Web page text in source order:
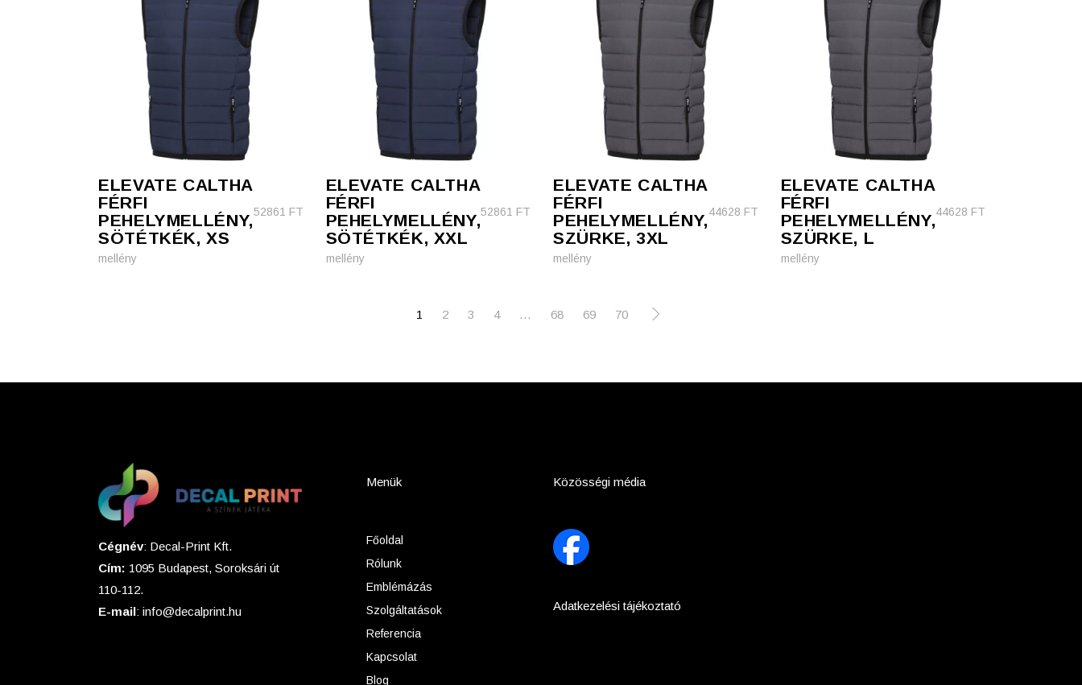
ELEVATE CALTHA
FÉRFI
PEHELYMELLÉNY,
SÖTÉTKÉK, XS
52861 FT
mellény
ELEVATE CALTHA
FÉRFI
PEHELYMELLÉNY,
SÖTÉTKÉK, XXL
52861 FT
mellény
ELEVATE CALTHA
FÉRFI
PEHELYMELLÉNY,
SZÜRKE, 3XL
44628 FT
mellény
ELEVATE CALTHA
FÉRFI
PEHELYMELLÉNY,
SZÜRKE, L
44628 FT
mellény
1 2 3 4 … 68 69 70
Cégnév: Decal-Print Kft.
Cím: 1095 Budapest, Soroksári út
110-112.
E-mail: info@decalprint.hu
Menük
Főoldal
Rólunk
Emblémázás
Szolgáltatások
Referencia
Kapcsolat
Blog
Közösségi média
Adatkezelési tájékoztató